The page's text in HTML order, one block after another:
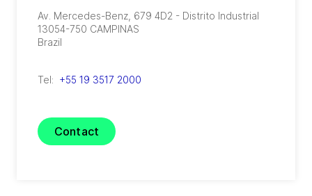
Av. Mercedes-Benz, 679 4D2 - Distrito Industrial
13054-750 CAMPINAS
Brazil
Tel: +55 19 3517 2000
Contact